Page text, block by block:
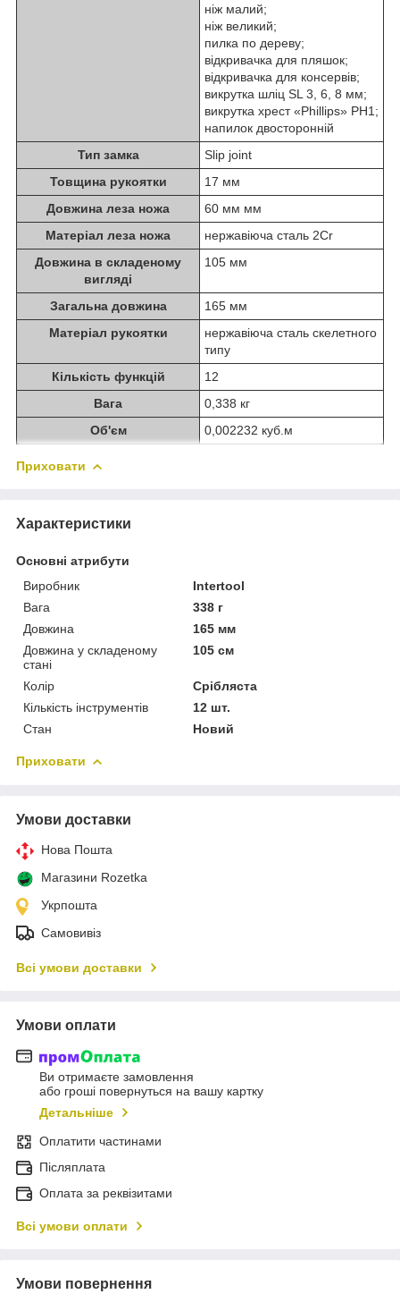
ніж малий;
ніж великий;
пилка по дереву;
відкривачка для пляшок;
відкривачка для консервів;
викрутка шліц SL 3, 6, 8 мм;
викрутка хрест «Phillips» PH1;
напилок двосторонній
Тип замка
Slip joint
Товщина рукоятки
17 мм
Довжина леза ножа
60 мм мм
Матеріал леза ножа
нержавіюча сталь 2Cr
Довжина в складеному
вигляді
105 мм
Загальна довжина
165 мм
Матеріал рукоятки
нержавіюча сталь скелетного
типу
Кількість функцій
12
Вага
0,338 кг
Об'єм
0,002232 куб.м
Приховати
Характеристики
Основні атрибути
Виробник
Intertool
Вага
338 г
Довжина
165 мм
Довжина у складеному
стані
105 см
Колір
Срібляста
Кількість інструментів
12 шт.
Стан
Новий
Приховати
Умови доставки
Нова Пошта
Магазини Rozetka
Укрпошта
Самовивіз
Всі умови доставки
Умови оплати
Ви отримаєте замовлення
або гроші повернуться на вашу картку
Детальніше
Оплатити частинами
Післяплата
Оплата за реквізитами
Всі умови оплати
Умови повернення